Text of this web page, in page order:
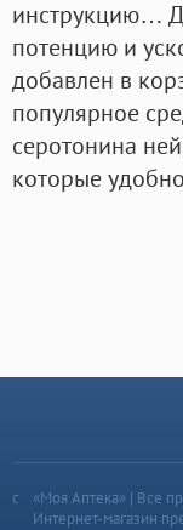
инструкцию…
потенцию и
добавлен в
популярное
серотонина
которые
«Моя Аптека» | Все
Интернет-магазин